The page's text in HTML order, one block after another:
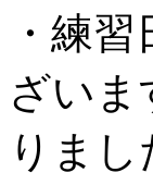
・練
ざい
りま